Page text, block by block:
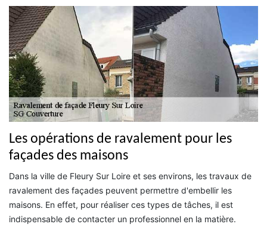
Les opérations de ravalement pour les
façades des maisons
Dans la ville de Fleury Sur Loire et ses environs, les travaux de
ravalement des façades peuvent permettre d'embellir les
maisons. En effet, pour réaliser ces types de tâches, il est
indispensable de contacter un professionnel en la matière.